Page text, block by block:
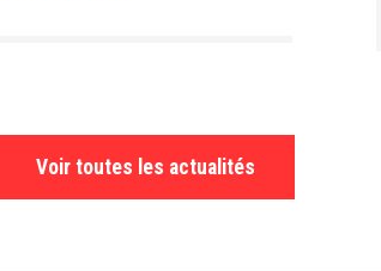
Voir toutes les actualités